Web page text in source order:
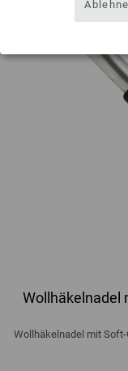
Wollhäkelnadel
Wollhäkelnadel mit Soft-